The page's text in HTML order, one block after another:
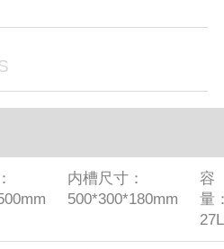
内槽尺寸：
500*300*180mm
容
量
27L